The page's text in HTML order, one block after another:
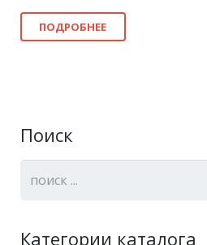
ПОДРОБНЕЕ
Поиск
Категории каталога